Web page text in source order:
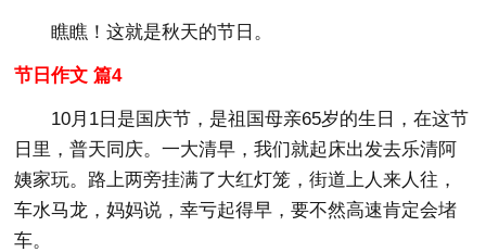
瞧瞧！这就是秋天的节日。
节日作文 篇4
10月1日是国庆节，是祖国母亲65岁的生日，在这节
日里，普天同庆。一大清早，我们就起床出发去乐清阿
姨家玩。路上两旁挂满了大红灯笼，街道上人来人往，
车水马龙，妈妈说，幸亏起得早，要不然高速肯定会堵
车。